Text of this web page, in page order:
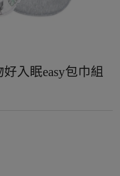
好入眠easy包巾組